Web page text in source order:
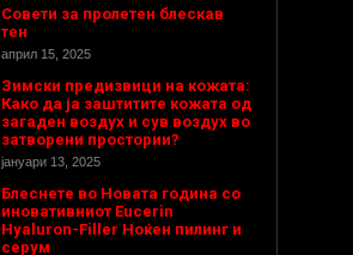
Совети за пролетен блескав
тен
април 15, 2025
Зимски предизвици на кожата:
Како да ја заштитите кожата од
загаден воздух и сув воздух во
затворени простории?
јануари 13, 2025
Блеснете во Новата година со
иновативниот Eucerin
Hyaluron-Filler Ноќен пилинг и
серум